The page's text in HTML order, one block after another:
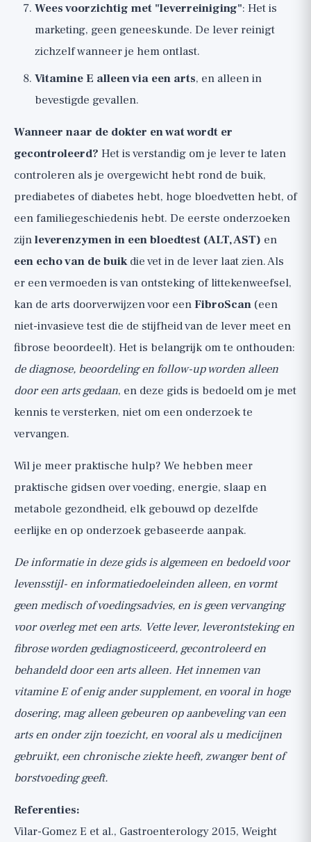
Wees voorzichtig met "leverreiniging": Het is
marketing, geen geneeskunde. De lever reinigt
zichzelf wanneer je hem ontlast.
Vitamine E alleen via een arts, en alleen in
bevestigde gevallen.
Wanneer naar de dokter en wat wordt er
gecontroleerd? Het is verstandig om je lever te laten
controleren als je overgewicht hebt rond de buik,
prediabetes of diabetes hebt, hoge bloedvetten hebt, of
een familiegeschiedenis hebt. De eerste onderzoeken
zijnleverenzymen in een bloedtest (ALT, AST) en
een echo van de buikdie vet in de lever laat zien. Als
er een vermoeden is van ontsteking of littekenweefsel,
kan de arts doorverwijzen voor eenFibroScan (een
niet-invasieve test die de stijfheid van de lever meet en
fibrose beoordeelt). Het is belangrijk om te onthouden:
de diagnose, beoordeling en follow-up worden alleen
door een arts gedaan, en deze gids is bedoeld om je met
kennis te versterken, niet om een onderzoek te
vervangen.
Wil je meer praktische hulp? We hebben meer
praktische gidsen over voeding, energie, slaap en
metabole gezondheid, elk gebouwd op dezelfde
eerlijke en op onderzoek gebaseerde aanpak.
De informatie in deze gids is algemeen en bedoeld voor
levensstijl- en informatiedoeleinden alleen, en vormt
geen medisch of voedingsadvies, en is geen vervanging
voor overleg met een arts. Vette lever, leverontsteking en
fibrose worden gediagnosticeerd, gecontroleerd en
behandeld door een arts alleen. Het innemen van
vitamine E of enig ander supplement, en vooral in hoge
dosering, mag alleen gebeuren op aanbeveling van een
arts en onder zijn toezicht, en vooral als u medicijnen
gebruikt, een chronische ziekte heeft, zwanger bent of
borstvoeding geeft.
Referenties:
Vilar-Gomez E et al., Gastroenterology 2015, Weight